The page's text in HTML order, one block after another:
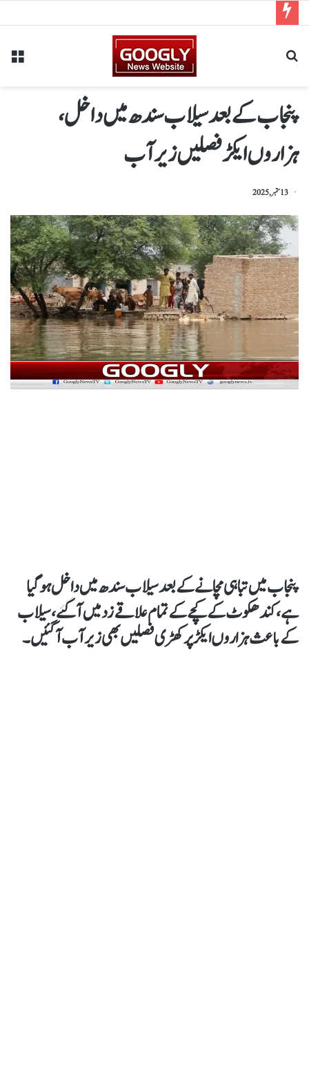
پنجاب کے بعد سیلاب سندھ میں داخل،
ہزاروں ایکڑ فصلیں زیر آب
13 ستمبر, 2025
پنجاب میں تباہی مچانے کے بعد سیلاب سندھ میں داخل ہوگیا
ہے، کندھکوٹ کے کچے کے تمام علاقے زد میں آگئے، سیلاب
کے باعث ہزاروں ایکڑ پر کھڑی فصلیں بھی زیر آب آگئیں۔